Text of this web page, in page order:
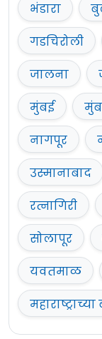
भंडारा
गडचिरोली
जालना
मुंबई
नागपूर
उस्मानाबाद
रत्नागिरी
सोलापूर
यवतमाळ